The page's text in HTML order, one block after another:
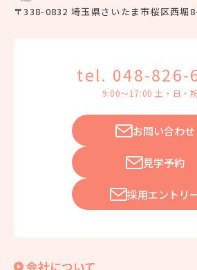
〒338-0832 埼玉県さいたま市桜区西堀
tel. 048-826-
9:00～17:00 土・日・
お問い合わせ
見学予約
採用エントリ
会社について